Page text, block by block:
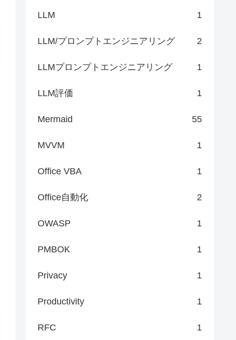
LLM 1
LLM/プロンプトエンジニアリング 2
LLMプロンプトエンジニアリング 1
LLM評価 1
Mermaid 55
MVVM 1
Office VBA 1
Office自動化 2
OWASP 1
PMBOK 1
Privacy 1
Productivity 1
RFC 1